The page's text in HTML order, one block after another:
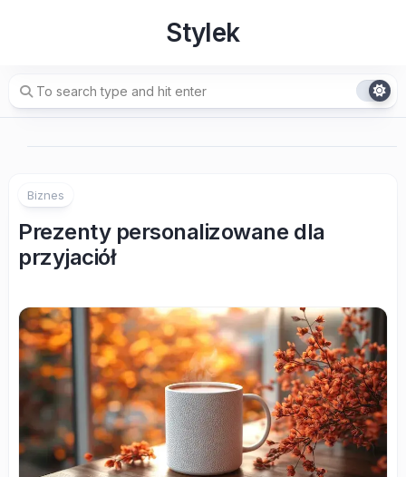
Stylek
Biznes
Prezenty personalizowane dla
przyjaciół